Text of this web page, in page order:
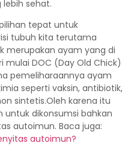
sehat.
tepat untuk
tubuh kita terutama
merupakan ayam yang di
mulai DOC (Day Old Chick)
pemeliharaannya ayam
seperti vaksin, antibiotik,
sintetis.Oleh karena itu
dikonsumsi bahkan
autoimun. Baca juga:
autoimun?